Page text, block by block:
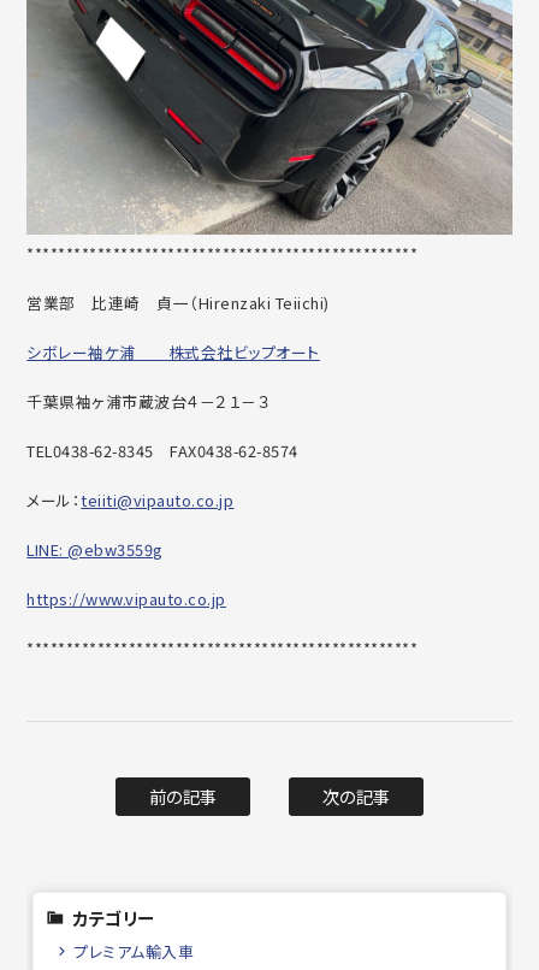
**************************************************
営業部 比連崎 貞一（Hirenzaki Teiichi)
シボレー袖ケ浦 株式会社ビップオート
千葉県袖ヶ浦市蔵波台４－２１－３
TEL0438-62-8345 FAX0438-62-8574
メール：teiiti@vipauto.co.jp
LINE: @ebw3559g
https://www.vipauto.co.jp
**************************************************
前の記事 次の記事
カテゴリー
プレミアム輸入車